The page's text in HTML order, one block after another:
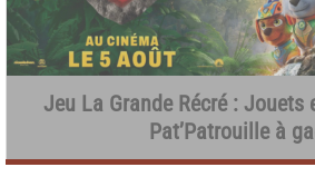
Jeu La Grande Récré : Jouets
Pat’Patrouille à